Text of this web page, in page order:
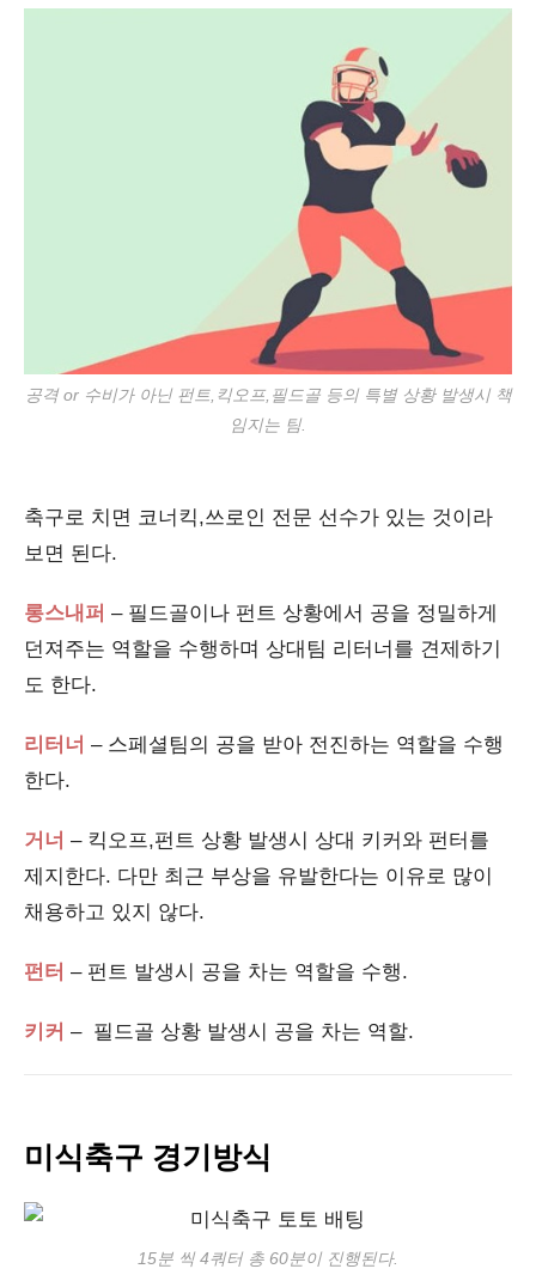
공격 or 수비가 아닌 펀트,킥오프,필드골 등의 특별 상황 발생시 책
임지는 팀.
축구로 치면 코너킥,쓰로인 전문 선수가 있는 것이라
보면 된다.
롱스내퍼 – 필드골이나 펀트 상황에서 공을 정밀하게
던져주는 역할을 수행하며 상대팀 리터너를 견제하기
도 한다.
리터너 – 스페셜팀의 공을 받아 전진하는 역할을 수행
한다.
거너 – 킥오프,펀트 상황 발생시 상대 키커와 펀터를
제지한다. 다만 최근 부상을 유발한다는 이유로 많이
채용하고 있지 않다.
펀터 – 펀트 발생시 공을 차는 역할을 수행.
키커 – 필드골 상황 발생시 공을 차는 역할.
미식축구 경기방식
15분 씩 4쿼터 총 60분이 진행된다.